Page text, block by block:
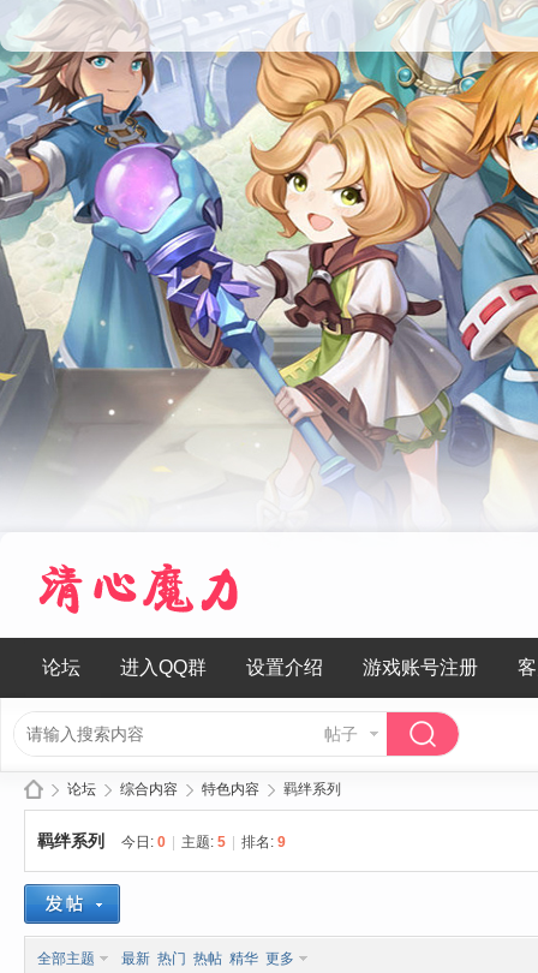
论坛 进入QQ群 设置介绍 游戏账号注册
帖子
清 »
论坛 综合内容 特色内容 羁绊系列
羁绊系列 今日: 0 主题: 5 排名: 9
全部主题 最新 热门 热帖 精华 更多